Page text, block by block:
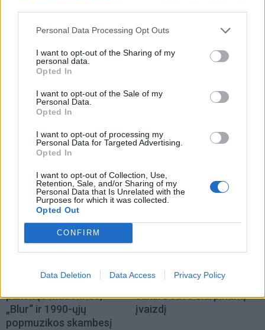
Personal Data Processing Opt Outs
I want to opt-out of the Sharing of my
personal data.
Opted In
I want to opt-out of the Sale of my
Personal Data.
Opted In
I want to opt-out of processing my
Personal Data for Targeted Advertising.
Opted In
I want to opt-out of Collection, Use,
Retention, Sale, and/or Sharing of my
Personal Data that Is Unrelated with the
Purposes for which it was collected.
Opted Out
CONFIRM
Data Deletion Data Access Privacy Policy
Žmonės
Po skaudžių išgyvenimų
žinia iš Ruslano Kirilkino
Žmonės
lovos: šalia – naujas
mylimasis
Žmonės
Williamas Orbitas,
pakeitęs Madonnos,
„Blur“ ir 1990-ųjų
popmuzikos skambesį
Žmonės
„Zombė Angelina Jolie“
prisipažino, kaip iš tikrųjų
sukūrė savo šiurpinantį
įvaizdį